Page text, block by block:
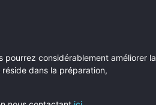
considérablement améliorer la
dans la préparation,